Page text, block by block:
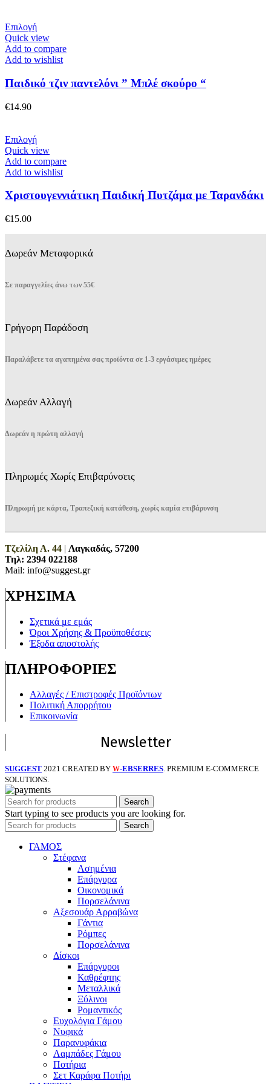
σελίδα
του
προϊόντος
ΕπιλογήΑυτό
το
προϊόν
έχει
παραλλαγές.
Οι
στη
σελίδα
του
προϊόντος
Quick view
Add to compare
Add to wishlist
Παιδικό τζιν παντελόνι ” Μπλέ σκούρο “
€14.90
ΕπιλογήΑυτό
το
προϊόν
έχει
παραλλαγές.
επιλεγούν
στη
του
προϊόντος
Quick view
Add to compare
Add to wishlist
Χριστουγεννιάτικη Παιδική Πυτζάμα με Ταρανδάκι
€15.00
Δωρεάν Μεταφορικά
Σε παραγγελίες άνω των 55€
Γρήγορη Παράδοση
Παραλάβετε τα αγαπημένα σας προϊόντα σε 1-3 εργάσιμες ημέρες
Δωρεάν Αλλαγή
Δωρεάν η πρώτη αλλαγή
Πληρωμές Χωρίς Επιβαρύνσεις
Πληρωμή με κάρτα, Τραπεζική κατάθεση, χωρίς καμία επιβάρυνση
Τζελίλη Α. 44 | Λαγκαδάς, 57200
Τηλ: 2394 022188
Mail: info@suggest.gr
ΧΡΗΣΙΜΑ
Σχετικά με εμάς
Όροι Χρήσης & Προϋποθέσεις
Έξοδα αποστολής
ΠΛΗΡΟΦΟΡΙΕΣ
Αλλαγές / Επιστροφές Προϊόντων
Πολιτική Απορρήτου
Επικοινωνία
Newsletter
SUGGEST 2021 CREATED BY W-EBSERRES. PREMIUM E-COMMERCE
SOLUTIONS.
Search
Start typing to see products you are looking for.
Search
ΓΑΜΟΣ
Στέφανα
Ασημένια
Επάργυρα
Οικονομικά
Πορσελάνινα
Αξεσουάρ Αρραβώνα
Γάντια
Ρόμπες
Πορσελάνινα
Δίσκοι
Επάργυροι
Καθρέφτης
Μεταλλικά
Ξύλινοι
Ρομαντικός
Ευχολόγια Γάμου
Νυφικά
Παρανυφάκια
Λαμπάδες Γάμου
Ποτήρια
Σετ Καράφα Ποτήρι